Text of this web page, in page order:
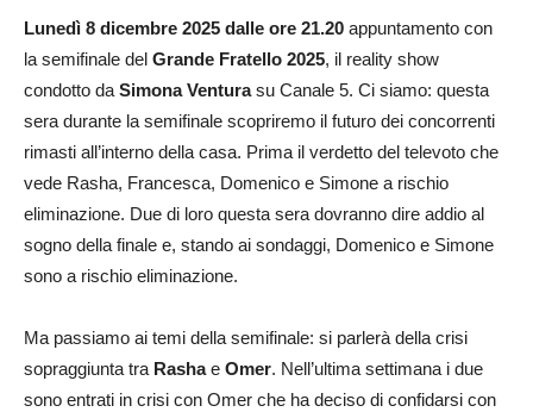
Lunedì 8 dicembre 2025 dalle ore 21.20 appuntamento con
la semifinale del Grande Fratello 2025, il reality show
condotto da Simona Venturasu Canale 5. Ci siamo: questa
sera durante la semifinale scopriremo il futuro dei concorrenti
rimasti all’interno della casa. Prima il verdetto del televoto che
vede Rasha, Francesca, Domenico e Simone a rischio
eliminazione. Due di loro questa sera dovranno dire addio al
sogno della finale e, stando ai sondaggi, Domenico e Simone
sono a rischio eliminazione.
Ma passiamo ai temi della semifinale: si parlerà della crisi
sopraggiunta tra Rashae Omer. Nell’ultima settimana i due
sono entrati in crisi con Omer che ha deciso di confidarsi con